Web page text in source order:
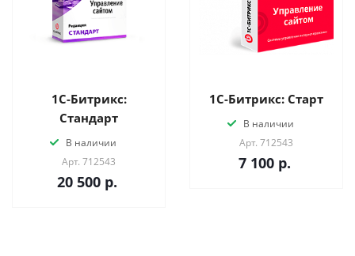
1С-Битрикс:
Стандарт
В наличии
Арт. 712543
20 500 р.
1С-Битрикс: Старт
В наличии
Арт. 712543
7 100 р.